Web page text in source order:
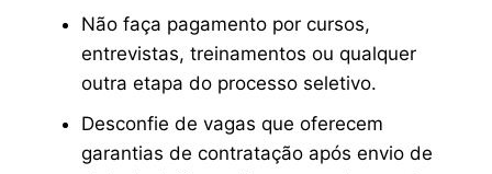
Não faça pagamento por cursos,
entrevistas, treinamentos ou qualquer
outra etapa do processo seletivo.
Desconfie de vagas que oferecem
garantias de contratação após envio de